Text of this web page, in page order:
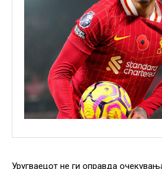
Уругваецот не ги оправда